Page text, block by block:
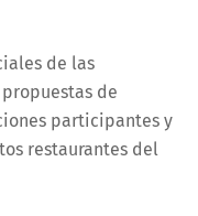
de las
propuestas de
participantes y
restaurantes del